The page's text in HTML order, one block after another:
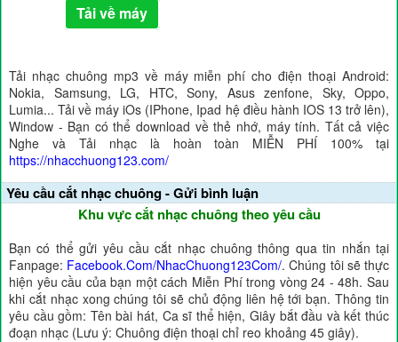
Tải về máy
Tải nhạc chuông mp3 về máy miễn phí cho điện thoại Android:
Nokia, Samsung, LG, HTC, Sony, Asus zenfone, Sky, Oppo,
Lumia... Tải về máy iOs (IPhone, Ipad hệ điều hành IOS 13 trở lên),
Window - Bạn có thể download về thẻ nhớ, máy tính. Tất cả việc
Nghe và Tải nhạc là hoàn toàn MIỄN PHÍ 100% tại
https://nhacchuong123.com/
Yêu cầu cắt nhạc chuông - Gửi bình luận
Khu vực cắt nhạc chuông theo yêu cầu
Bạn có thể gửi yêu cầu cắt nhạc chuông thông qua tin nhắn tại
Fanpage: Facebook.Com/NhacChuong123Com/. Chúng tôi sẽ thực
hiện yêu cầu của bạn một cách Miễn Phí trong vòng 24 - 48h. Sau
khi cắt nhạc xong chúng tôi sẽ chủ động liên hệ tới bạn. Thông tin
yêu cầu gồm: Tên bài hát, Ca sĩ thể hiện, Giây bắt đầu và kết thúc
đoạn nhạc (Lưu ý: Chuông điện thoại chỉ reo khoảng 45 giây).